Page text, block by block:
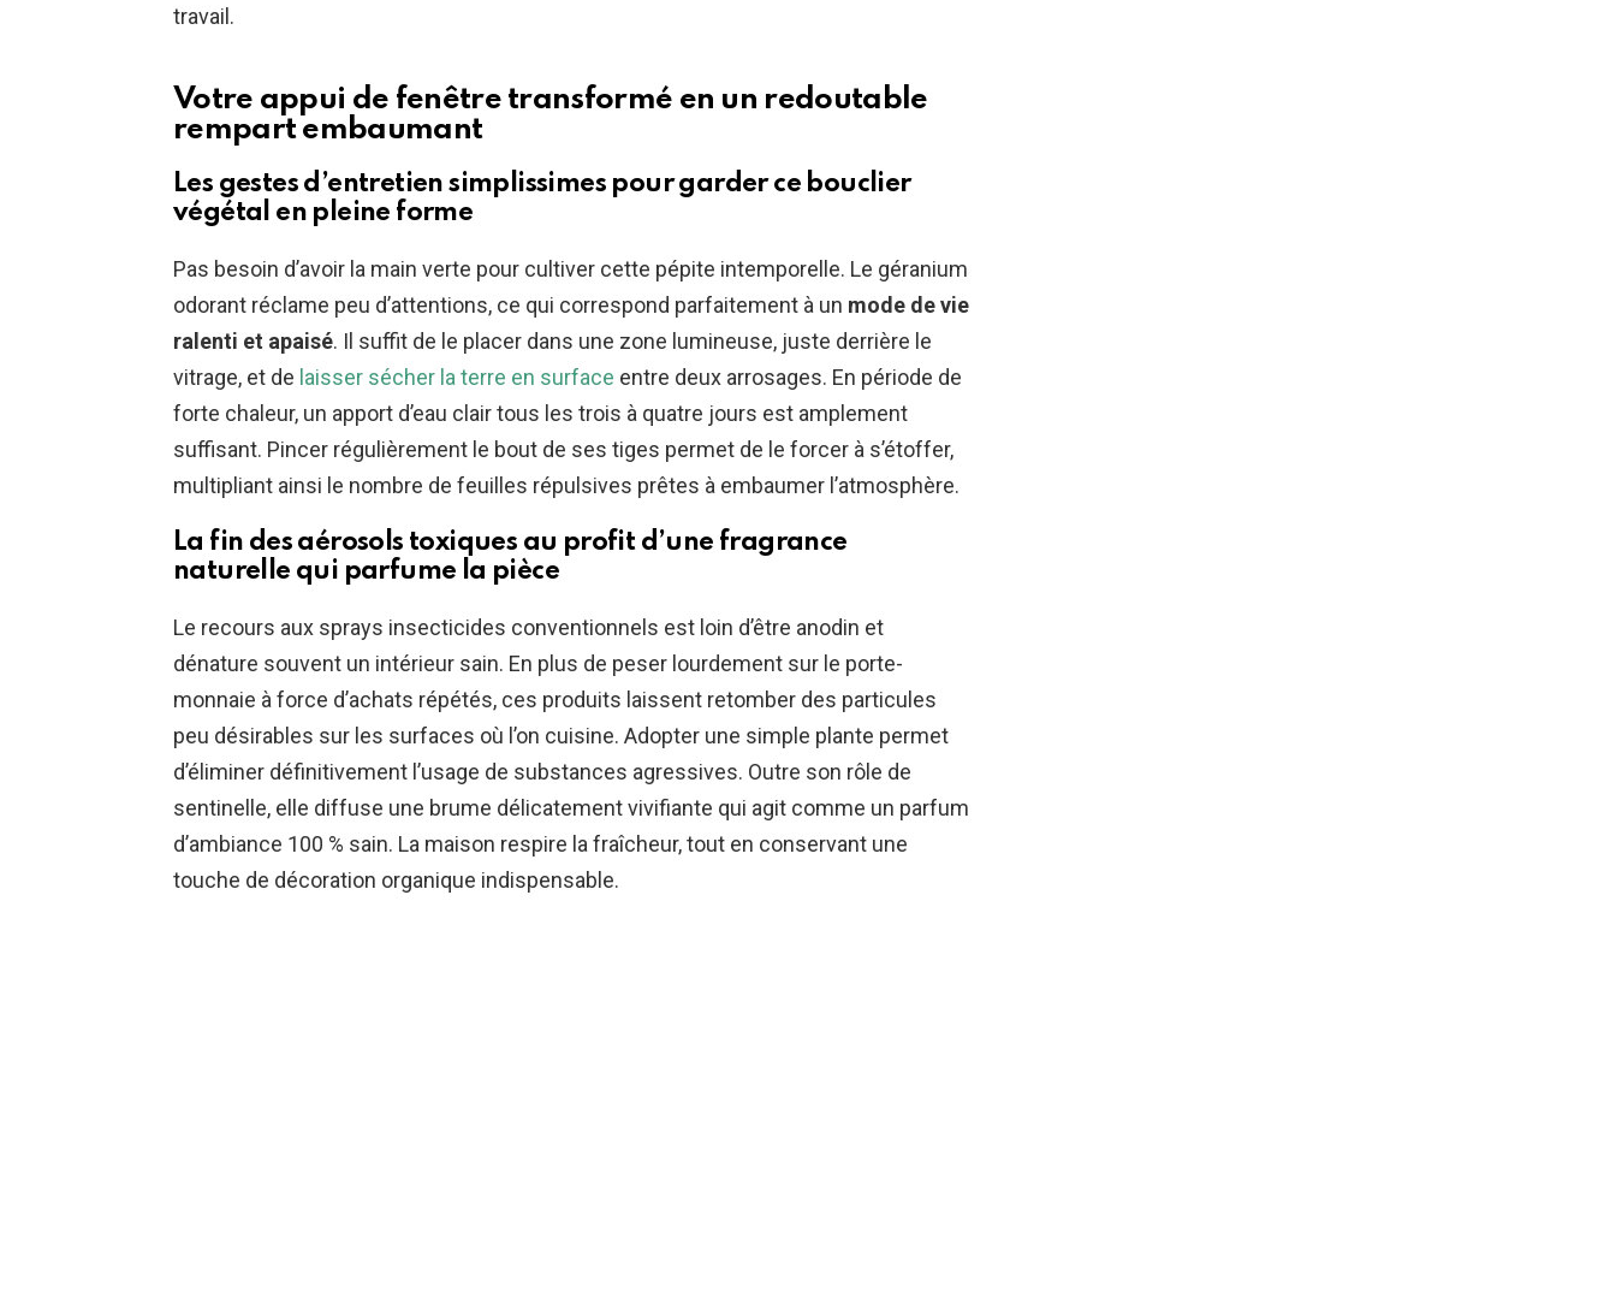
travail.
Votre appui de fenêtre transformé en un redoutable
rempart embaumant
Les gestes d’entretien simplissimes pour garder ce bouclier
végétal en pleine forme
Pas besoin d’avoir la main verte pour cultiver cette pépite intemporelle. Le géranium
odorant réclame peu d’attentions, ce qui correspond parfaitement à un mode de vie
ralenti et apaisé. Il suffit de le placer dans une zone lumineuse, juste derrière le
vitrage, et de laisser sécher la terre en surface entre deux arrosages. En période de
forte chaleur, un apport d’eau clair tous les trois à quatre jours est amplement
suffisant. Pincer régulièrement le bout de ses tiges permet de le forcer à s’étoffer,
multipliant ainsi le nombre de feuilles répulsives prêtes à embaumer l’atmosphère.
La fin des aérosols toxiques au profit d’une fragrance
naturelle qui parfume la pièce
Le recours aux sprays insecticides conventionnels est loin d’être anodin et
dénature souvent un intérieur sain. En plus de peser lourdement sur le porte-
monnaie à force d’achats répétés, ces produits laissent retomber des particules
peu désirables sur les surfaces où l’on cuisine. Adopter une simple plante permet
d’éliminer définitivement l’usage de substances agressives. Outre son rôle de
sentinelle, elle diffuse une brume délicatement vivifiante qui agit comme un parfum
d’ambiance 100 % sain. La maison respire la fraîcheur, tout en conservant une
touche de décoration organique indispensable.